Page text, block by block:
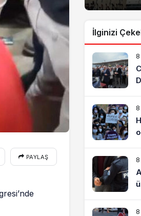
PAYLAŞ
İlginizi